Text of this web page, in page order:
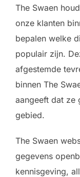
The Swaen
onze klanten
bepalen welke
populair zijn.
afgestemde
binnen The
aangeeft dat ze
gebied.
The Swaen
gegevens
kennisgeving,